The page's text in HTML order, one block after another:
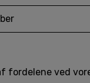
​​fordelene ved